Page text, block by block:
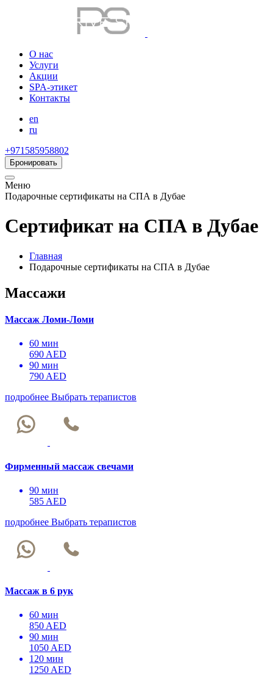
О нас
Услуги
Акции
SPA-этикет
Контакты
en
ru
+971585958802
Бронировать
Меню
Подарочные сертификаты на СПА в Дубае
Сертификат на СПА в Дубае
Главная
Подарочные сертификаты на СПА в Дубае
Массажи
Массаж Ломи-Ломи
60 мин
690 AED
90 мин
790 AED
подробнее Выбрать терапистов
Фирменный массаж свечами
90 мин
585 AED
подробнее Выбрать терапистов
Массаж в 6 рук
60 мин
850 AED
90 мин
1050 AED
120 мин
1250 AED